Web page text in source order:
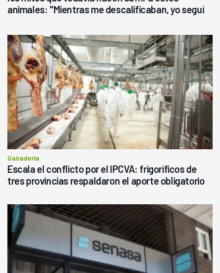
animales: "Mientras me descalificaban, yo seguí
Ganadería
Escala el conflicto por el IPCVA: frigoríficos de
tres provincias respaldaron el aporte obligatorio